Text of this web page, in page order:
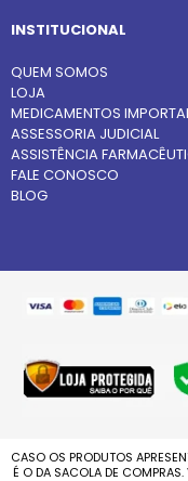
INSTITUCIONAL
QUEM SOMOS
LOJA
MEDICAMENTOS
ASSESSORIA JUDICIAL
ASSISTÊNCIA
FALE CONOSCO
BLOG
CASO OS PRODUTOS
É O DA SACOLA DE